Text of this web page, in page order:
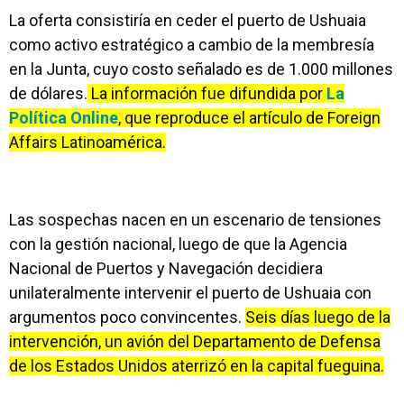
La oferta consistiría en ceder el puerto de Ushuaia
como activo estratégico a cambio de la membresía
en la Junta, cuyo costo señalado es de 1.000 millones
de dólares. La información fue difundida por La
Política Online, que reproduce el artículo de Foreign
Affairs Latinoamérica.
Las sospechas nacen en un escenario de tensiones
con la gestión nacional, luego de que la Agencia
Nacional de Puertos y Navegación decidiera
unilateralmente intervenir el puerto de Ushuaia con
argumentos poco convincentes. Seis días luego de la
intervención, un avión del Departamento de Defensa
de los Estados Unidos aterrizó en la capital fueguina.